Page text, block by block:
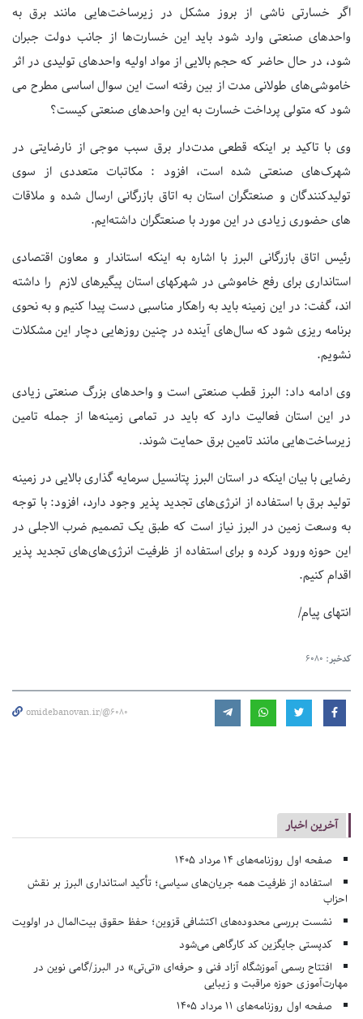
اگر خسارتی ناشی از بروز مشکل در زیرساخت‌هایی مانند برق به
واحدهای صنعتی وارد شود باید این خسارت‌ها از جانب دولت جبران
شود، در حال حاضر که حجم بالایی از مواد اولیه واحدهای تولیدی در اثر
خاموشی‌های طولانی مدت از بین رفته است این سوال اساسی مطرح می
شود که متولی پرداخت خسارت به این واحدهای صنعتی کیست؟
وی با تاکید بر اینکه قطعی مدت‌دار برق سبب موجی از نارضایتی در
شهرک‌های صنعتی شده است، افزود : مکاتبات متعددی از سوی
تولیدکنندگان و صنعتگران استان به اتاق بازرگانی ارسال شده و ملاقات
های حضوری زیادی در این مورد با صنعتگران داشته‌ایم.
رئیس اتاق بازرگانی البرز با اشاره به اینکه استاندار و معاون اقتصادی
استانداری برای رفع خاموشی در شهرکهای استان پیگیرهای لازم را داشته
اند، گفت: در این زمينه باید به راهکار مناسبی دست پیدا کنیم و به نحوی
برنامه ریزی شود که سال‌های آینده در چنین روزهایی دچار این مشکلات
نشویم.
وی ادامه داد: البرز قطب صنعتی است و واحدهای بزرگ صنعتی زیادی
در این استان فعالیت دارد که باید در تمامی زمینه‌ها از جمله تامین
زیرساخت‌هایی مانند تامین برق حمایت شوند.
رضایی با بیان اینکه در استان البرز پتانسیل سرمایه گذاری بالایی در زمینه
تولید برق با استفاده از انرژی‌های تجدید پذیر وجود دارد، افزود: با توجه
به وسعت زمین در البرز نیاز است که طبق یک تصمیم ضرب الاجلی در
این حوزه ورود کرده و برای استفاده از ظرفیت انرژی‌های‌های تجدید پذیر
اقدام کنیم.
انتهای پیام/
کدخبر: 6080
omidebanovan.ir/@6080
آخرین اخبار
صفحه اول روزنامه‌های 14 مرداد 1405
استفاده از ظرفیت همه جریان‌های سیاسی؛ تأکید استانداری البرز بر نقش
احزاب
نشست بررسی محدوده‌های اکتشافی قزوین؛ حفظ حقوق بیت‌المال در اولویت
کدپستی جایگزین کد کارگاهی می‌شود
افتتاح رسمی آموزشگاه آزاد فنی و حرفه‌ای «تی‌تی» در البرز/گامی نوین در
مهارت‌آموزی حوزه مراقبت و زیبایی
صفحه اول روزنامه‌های 11 مرداد 1405